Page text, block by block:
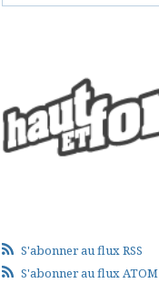
S'abonner au flux RSS
S'abonner au flux ATOM